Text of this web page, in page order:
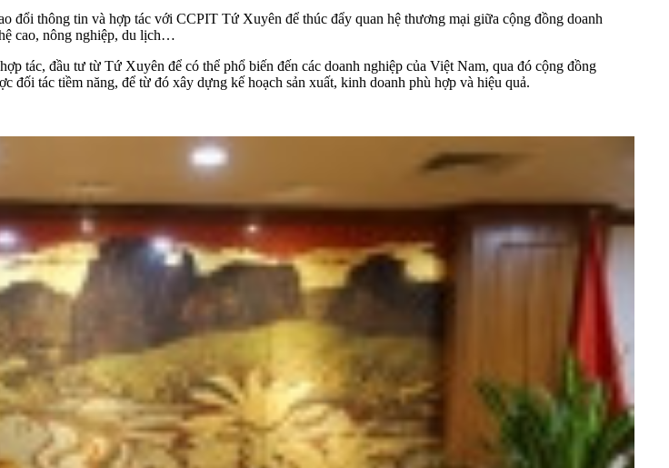
đổi thông tin và hợp tác với CCPIT Tứ Xuyên để thúc đẩy quan hệ thương mại giữa cộng đồng doanh
cao, nông nghiệp, du lịch…
tác, đầu tư từ Tứ Xuyên để có thể phổ biến đến các doanh nghiệp của Việt Nam, qua đó cộng đồng
đối tác tiềm năng, để từ đó xây dựng kế hoạch sản xuất, kinh doanh phù hợp và hiệu quả.